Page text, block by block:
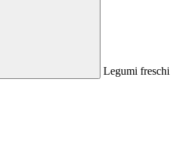
Legumi freschi